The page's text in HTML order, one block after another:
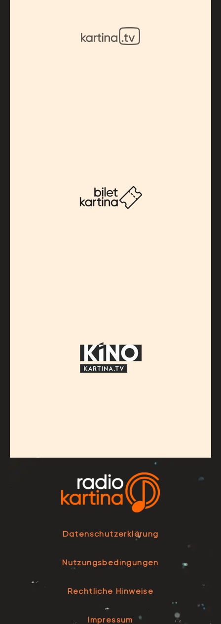
Datenschutzerklärung
Nutzungsbedingungen
Rechtliche Hinweise
Impressum